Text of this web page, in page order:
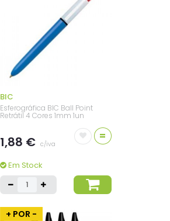
BIC
Esferográfica BIC Ball Point
Retrátil 4 Cores 1mm 1un
1,88 € c/iva
=
Em Stock
+ POR -